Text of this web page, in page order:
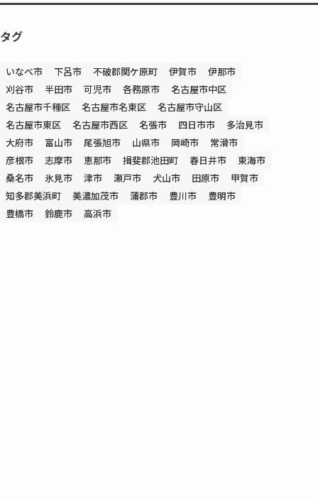
タグ
いなべ市 下呂市 不破郡関ケ原町 伊賀市
伊那市
刈谷市
半田市 可児市 各務原市
名古屋市中区
名古屋市千種区
名古屋市名東区
名古屋市守山区
名古屋市東区
名古屋市西区 名張市 四日市市
多治見市
大府市
富山市 尾張旭市 山県市 岡崎市
常滑市
彦根市
志摩市 恵那市 揖斐郡池田町 春日井市
東海市
桑名市
氷見市 津市 瀬戸市 犬山市 田原市
甲賀市
知多郡美浜町
美濃加茂市 蒲郡市 豊川市
豊明市
豊橋市
鈴鹿市 高浜市